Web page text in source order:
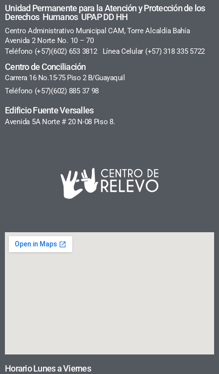
Unidad Permanente para la Atención y Protección de los
Derechos Humanos UPAP DD HH
Centro Administrativo Municipal CAM, Torre Alcaldía Bahía
Avenida 2 Norte No. 10 – 70
Teléfono (+57)(602) 653 3812 Línea Celular (+57) 318 335 5722
Centro de Conciliación
Carrera 16 No.15-75 Piso 2 B/Guayaquil
Teléfono (+57)(602) 885 37 98
Edificio Fuente Versalles
Avenida 5A Norte # 20 N-08 Piso 8.
Horario Lunes a Viernes